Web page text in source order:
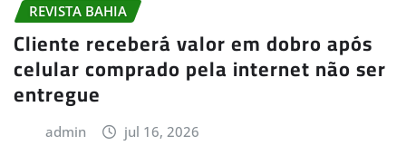
REVISTA BAHIA
Cliente receberá valor em dobro após
celular comprado pela internet não ser
entregue
admin jul 16, 2026